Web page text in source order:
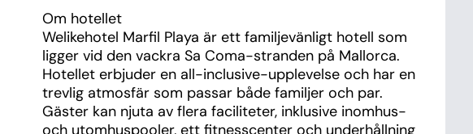
Om hotellet
Welikehotel Marfil Playa är ett familjevänligt hotell som
ligger vid den vackra Sa Coma-stranden på Mallorca.
Hotellet erbjuder en all-inclusive-upplevelse och har en
trevlig atmosfär som passar både familjer och par.
Gäster kan njuta av flera faciliteter, inklusive inomhus-
och utomhuspooler, ett fitnesscenter och underhållning